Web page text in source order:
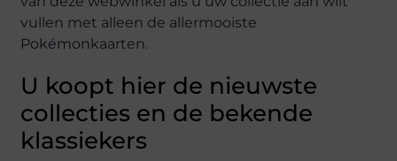
vullen met alleen de allermooiste
Pokémonkaarten.
U koopt hier de nieuwste
collecties en de bekende
klassiekers